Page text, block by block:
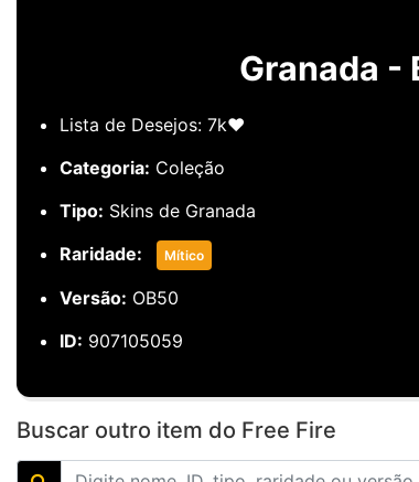
Granada -
Lista de Desejos: 7k❤️
Categoria: Coleção
Tipo: Skins de Granada
Raridade:
Mítico
Versão: OB50
ID: 907105059
Buscar outro item do Free Fire